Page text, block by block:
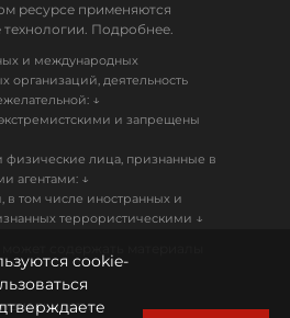
ресурсе применяются
Подробнее.
и международных
организаций, деятельность
↓
и запрещены
лица, признанные в
агентами: ↓
в том числе иностранных и
террористическими ↓
cookie-